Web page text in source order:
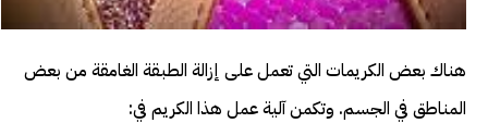
هناك بعض الكريمات التي تعمل على إزالة الطبقة الغامقة من بعض
المناطق في الجسم. وتكمن آلية عمل هذا الكريم في: